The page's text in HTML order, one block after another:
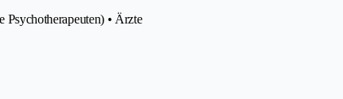
Psychotherapeuten) • Ärzte